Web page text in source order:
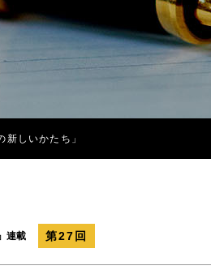
新しいかたち」
連載 第27回